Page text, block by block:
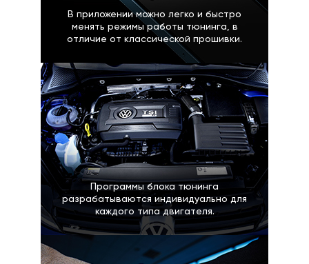
В приложении можно легко и быстро
менять режимы работы тюнинга, в
отличие от классической прошивки.
Программы блока тюнинга
разрабатываются индивидуально для
каждого типа двигателя.